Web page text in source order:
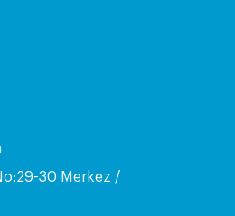
30 Merkez /